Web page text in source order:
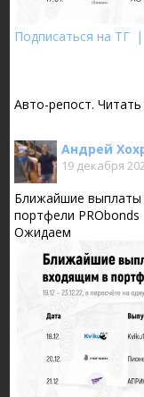
Подписаться на ТГ |
Авто-репост. Читать
Андрей
19 декабря
Ближайшие
портфели PRObonds
Ожидаем